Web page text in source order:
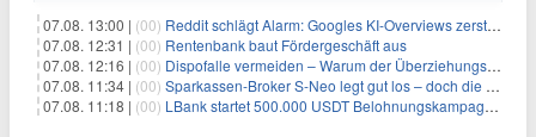
07.08. 13:00 | (00) Reddit schlägt Alarm: Googles KI-Overviews zerstören das Traffic-Geschäftsmodell
07.08. 12:31 | (00) Rentenbank baut Fördergeschäft aus
07.08. 12:16 | (00) Dispofalle vermeiden – Warum der Überziehungskredit teurer ist als gedacht
07.08. 11:34 | (00) Sparkassen-Broker S-Neo legt gut los – doch die Schwachstellen bleiben
07.08. 11:18 | (00) LBank startet 500.000 USDT Belohnungskampagne mit Pudgy Penguins